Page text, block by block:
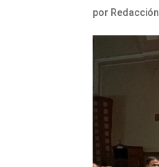
por Redacción